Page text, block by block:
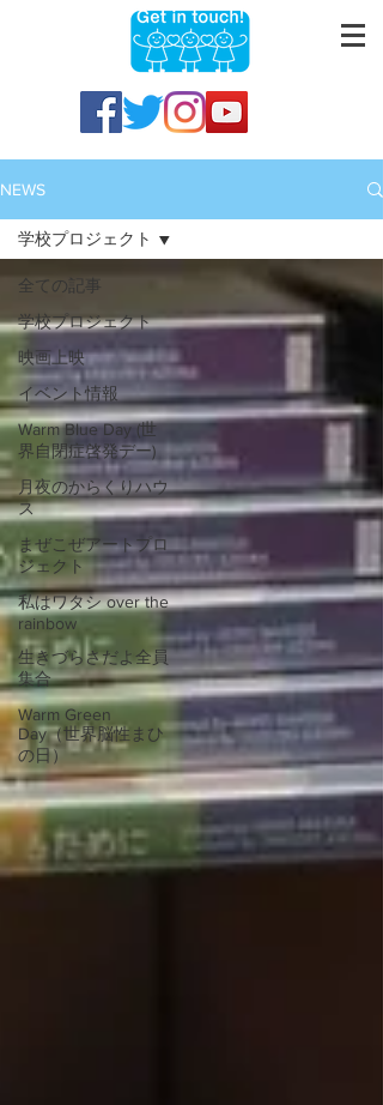
NEWS
全ての記事
学校プロジェクト
映画上映
イベント情報
Warm Blue Day (世
界自閉症啓発デー)
月夜のからくりハウ
ス
まぜこぜアートプロ
ジェクト
私はワタシ over the
rainbow
生きづらさだよ全員
集合
Warm Green
Day（世界脳性まひ
の日）
学校プロジェクト